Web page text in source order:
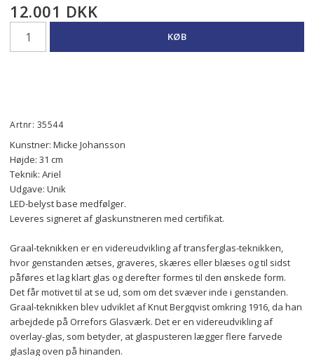
12.001 DKK
KØB
Artnr: 35544
Kunstner: Micke Johansson
Højde: 31 cm
Teknik: Ariel
Udgave: Unik
LED-belyst base medfølger.
Leveres signeret af glaskunstneren med certifikat.
Graal-teknikken er en videreudvikling af transferglas-teknikken,
hvor genstanden ætses, graveres, skæres eller blæses og til sidst
påføres et lag klart glas og derefter formes til den ønskede form.
Det får motivet til at se ud, som om det svæver inde i genstanden.
Graal-teknikken blev udviklet af Knut Bergqvist omkring 1916, da han
arbejdede på Orrefors Glasværk. Det er en videreudvikling af
overlay-glas, som betyder, at glaspusteren lægger flere farvede
glaslag oven på hinanden.